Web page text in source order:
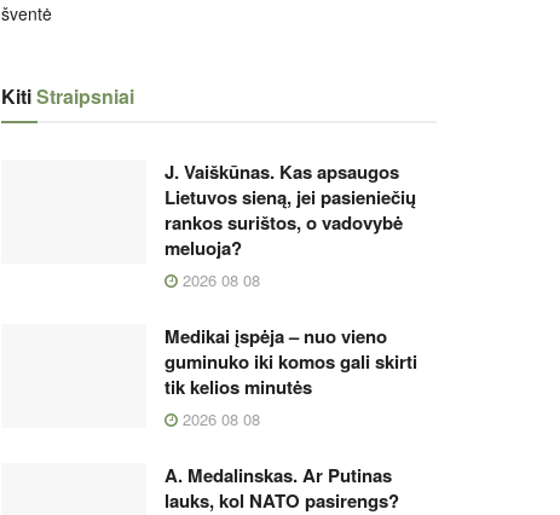
šventė
KitiStraipsniai
J. Vaiškūnas. Kas apsaugos
Lietuvos sieną, jei pasieniečių
rankos surištos, o vadovybė
meluoja?
2026 08 08
Medikai įspėja – nuo vieno
guminuko iki komos gali skirti
tik kelios minutės
2026 08 08
A. Medalinskas. Ar Putinas
lauks, kol NATO pasirengs?